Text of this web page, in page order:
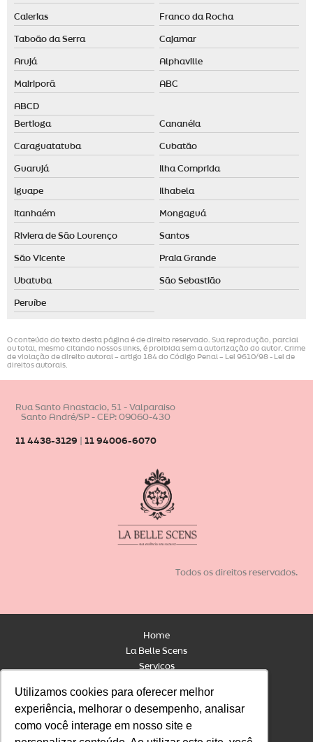
Utilizamos cookies para oferecer melhor
experiência, melhorar o desempenho, analisar
como você interage em nosso site e
Utilizamos cookies para oferecer melhor
experiência, melhorar o desempenho, analisar
como você interage em nosso site e
Caierias Franco da Rocha
Taboão da Serra Cajamar
Arujá Alphaville
Mairiporã ABC
ABCD
Bertioga Cananéia
Caraguatatuba Cubatão
Guarujá Ilha Comprida
Iguape Ilhabela
Itanhaém Mongaguá
Riviera de São Lourenço Santos
São Vicente Praia Grande
Ubatuba São Sebastião
Peruíbe
O conteúdo do texto desta página é de direito reservado. Sua reprodução, parcial
ou total, mesmo citando nossos links, é proibida sem a autorização do autor. Crime
de violação de direito autoral – artigo 184 do Código Penal –
Lei 9610/98 - Lei de
direitos autorais
Rua Santo Anastacio, 51 - Valparaiso
Santo André/SP - CEP: 09060-430
11 4438-3129 11 94006-6070
Todos os direitos reservados.
Home
La Belle Scens
Serviços
Blog
Loja
Linha Profissional